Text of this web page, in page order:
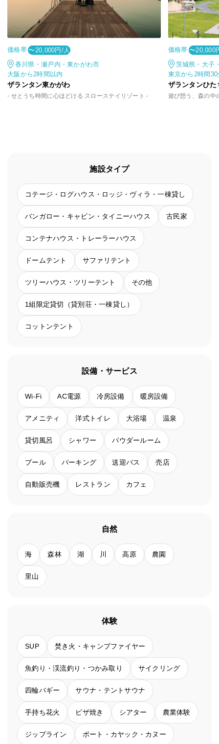
価格帯 〜20,000円/人
香川県・瀬戸内・東かがわ市
大阪から2時間以内
ザランタン東かがわ
- せとうち時間に心ほどける スローステイリゾート -
価格帯 〜20,000
茨城県・大子
東京から2時間
ザランタンひ
施設タイプ
コテージ・ログハウス・ロッジ・ヴィラ・一棟貸し
バンガロー・キャビン・タイニーハウス 古民家
コンテナハウス・トレーラーハウス
ドームテント サファリテント
ツリーハウス・ツリーテント その他
1組限定貸切（貸別荘・一棟貸し）
コットンテント
設備・サービス
Wi-Fi AC電源 冷房設備 暖房設備
アメニティ 洋式トイレ 大浴場 温泉
貸切風呂 シャワー パウダールーム
プール パーキング 送迎バス 売店
自動販売機 レストラン カフェ
自然
海 森林 湖 川 高原 農園
里山
体験
SUP 焚き火・キャンプファイヤー
魚釣り・渓流釣り・つかみ取り サイクリング
四輪バギー サウナ・テントサウナ
手持ち花火 ピザ焼き シアター 農業体験
ジップライン ボート・カヤック・カヌー